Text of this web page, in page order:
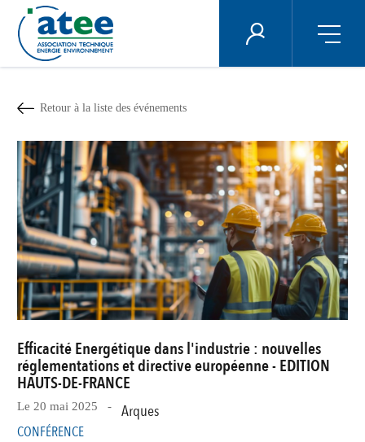
contenu
principal
ÉNERGIE PLUS
Retour à la liste des événements
Efficacité Energétique dans l'industrie : nouvelles
réglementations et directive européenne - EDITION
HAUTS-DE-FRANCE
Le 20 mai 2025 - Arques
CONFÉRENCE
Panneau de gestion des cookies